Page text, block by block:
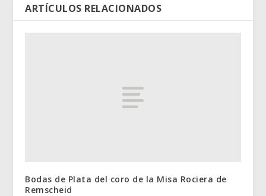
ARTÍCULOS RELACIONADOS
Bodas de Plata del coro de la Misa Rociera de
Remscheid